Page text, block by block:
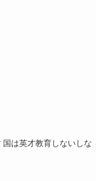
は英才教育しないしな